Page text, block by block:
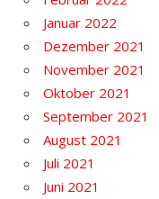
Januar 2022
Dezember 2021
November 2021
Oktober 2021
September 2021
August 2021
Juli 2021
Juni 2021